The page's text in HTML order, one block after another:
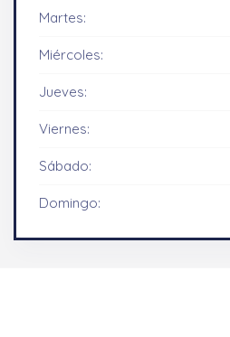
Martes:
Miércoles:
Jueves:
Viernes:
Sábado:
Domingo: